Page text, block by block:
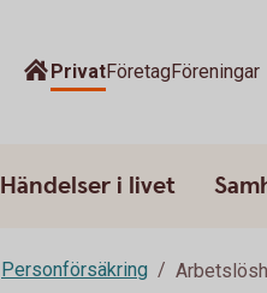
PrivatFöretagFöreningar
Händelser i livet
Personförsäkring